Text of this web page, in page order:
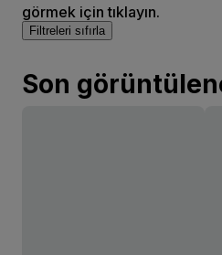
görmek için tıklayın.
Filtreleri sıfırla
Son